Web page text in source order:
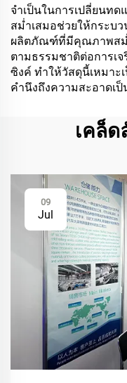
จำเป็นในการเปลี่ยนท
สม่ำเสมอช่วยให้กระบ
ผลิตภัณฑ์ที่มีคุณภาพสม่
ตามธรรมชาติต่อการเ
ซิงค์ ทำให้วัสดุนี้เหมาะ
คำนึงถึงความสะอาดเป็
เคล็
09
Jul